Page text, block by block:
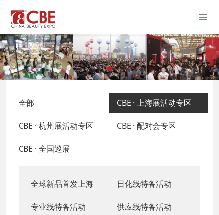
全部 CBE · 上海展活动专区
CBE · 杭州展活动专区 CBE · 配对会专区
CBE · 全国巡展
全球新品首发上海 日化线特备活动
专业线特备活动 供应线特备活动